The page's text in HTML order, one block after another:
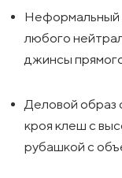
Неформальный
любого
джинсы
Деловой
кроя клеш с
рубашкой с